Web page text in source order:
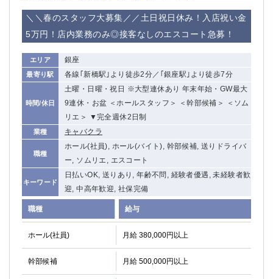
＼＼春のスタッフ大募集／／土日祝日休み！入店祝い金
5万円！店内業務のみ◎接客なしのエスコート急募！
エリア 銀座
最寄り駅 各線｢新橋駅｣より徒歩2分／｢銀座駅｣より徒歩7分
時間/休日
土曜・日曜・祝日 ※大型連休あり 年末年始・GW最大
9連休・お盆 ＜ホールスタッフ＞ ＜幹部候補＞ ＜ソム
リエ＞ ▼完全週休2日制
業種 キャバクラ
職種
ホール(社員), ホール(バイト), 幹部候補, 送りドライバ
ー, ソムリエ, エスコート
キーワード
日払いOK, 送りあり, 年齢不問, 経験者優遇, 未経験者歓
迎, 中高年歓迎, 社保完備
職種 給与
ホール(社員) 月給 380,000円以上
幹部候補 月給 500,000円以上